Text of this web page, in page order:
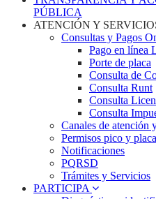
PÚBLICA
ATENCIÓN Y
Consultas y Pagos
Pago en línea
Porte de placa
Consulta de
Consulta Runt
Consulta
Consulta
Canales de atención
Permisos pico y placa
Notificaciones
PQRSD
Trámites y Servicios
PARTICIPA